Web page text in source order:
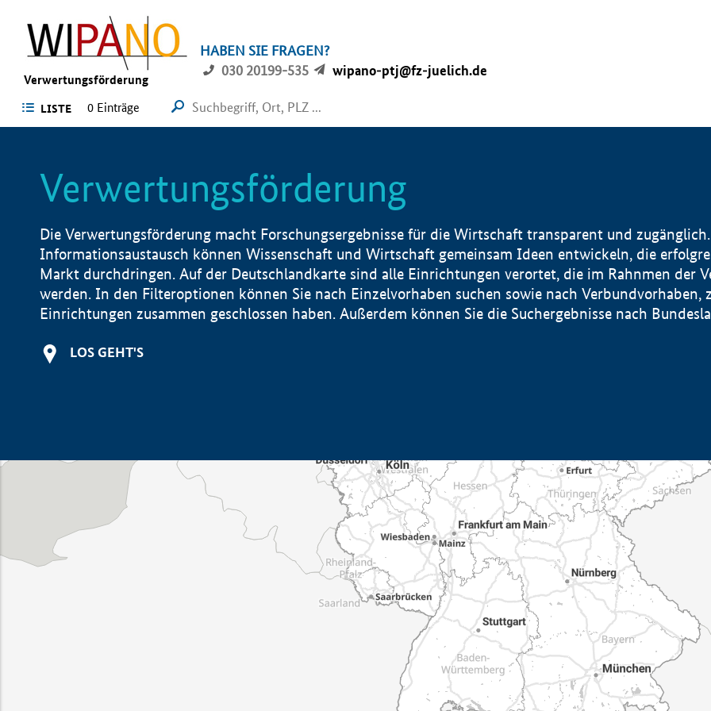
Verwertungsförderung
HABEN SIE FRAGEN?
030 20199-535
wipano-ptj@fz-juelich.de
LISTE 0 Einträge
Verwertungsförderung
Die Verwertungsförderung macht Forschungsergebnisse für die Wirtschaft transparent und
Informationsaustausch können Wissenschaft und Wirtschaft gemeinsam Ideen entwickeln, die
Markt durchdringen. Auf der Deutschlandkarte sind alle Einrichtungen verortet, die im Rahnmen der
werden. In den Filteroptionen können Sie nach Einzelvorhaben suchen sowie nach Verbundvorhaben,
Einrichtungen zusammen geschlossen haben. Außerdem können Sie die Suchergebnisse nach
LOS GEHT'S